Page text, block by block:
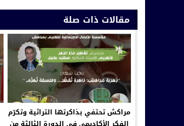
مقالات ذات صلة
مراكش تحتفي بذاكرتها التراثية وتكرّم